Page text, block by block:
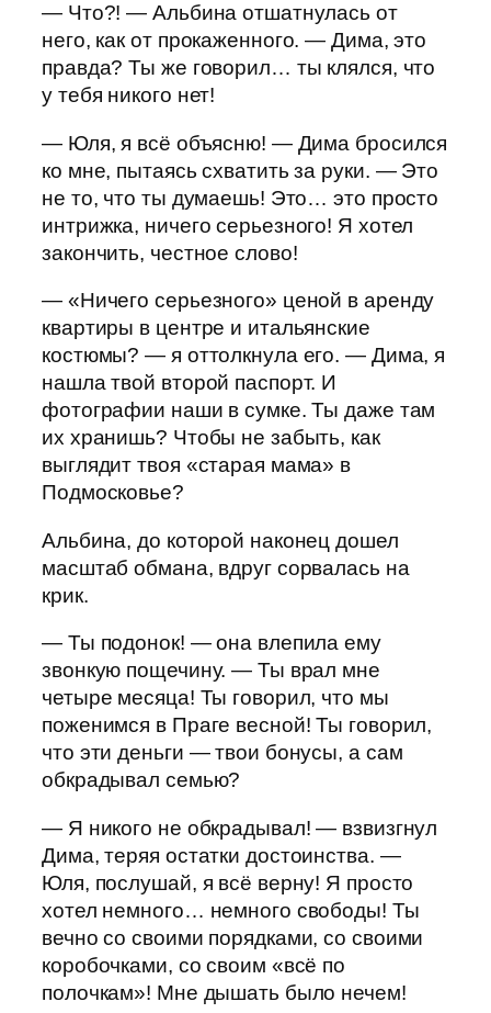
— Что?! — Альбина отшатнулась от
него, как от прокаженного. — Дима, это
правда? Ты же говорил… ты клялся, что
у тебя никого нет!
— Юля, я всё объясню! — Дима бросился
ко мне, пытаясь схватить за руки. — Это
не то, что ты думаешь! Это… это просто
интрижка, ничего серьезного! Я хотел
закончить, честное слово!
— «Ничего серьезного» ценой в аренду
квартиры в центре и итальянские
костюмы? — я оттолкнула его. — Дима, я
нашла твой второй паспорт. И
фотографии наши в сумке. Ты даже там
их хранишь? Чтобы не забыть, как
выглядит твоя «старая мама» в
Подмосковье?
Альбина, до которой наконец дошел
масштаб обмана, вдруг сорвалась на
крик.
— Ты подонок! — она влепила ему
звонкую пощечину. — Ты врал мне
четыре месяца! Ты говорил, что мы
поженимся в Праге весной! Ты говорил,
что эти деньги — твои бонусы, а сам
обкрадывал семью?
— Я никого не обкрадывал! — взвизгнул
Дима, теряя остатки достоинства. —
Юля, послушай, я всё верну! Я просто
хотел немного… немного свободы! Ты
вечно со своими порядками, со своими
коробочками, со своим «всё по
полочкам»! Мне дышать было нечем!